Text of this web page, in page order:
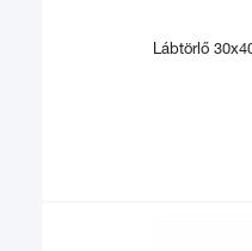
Lábtörlő